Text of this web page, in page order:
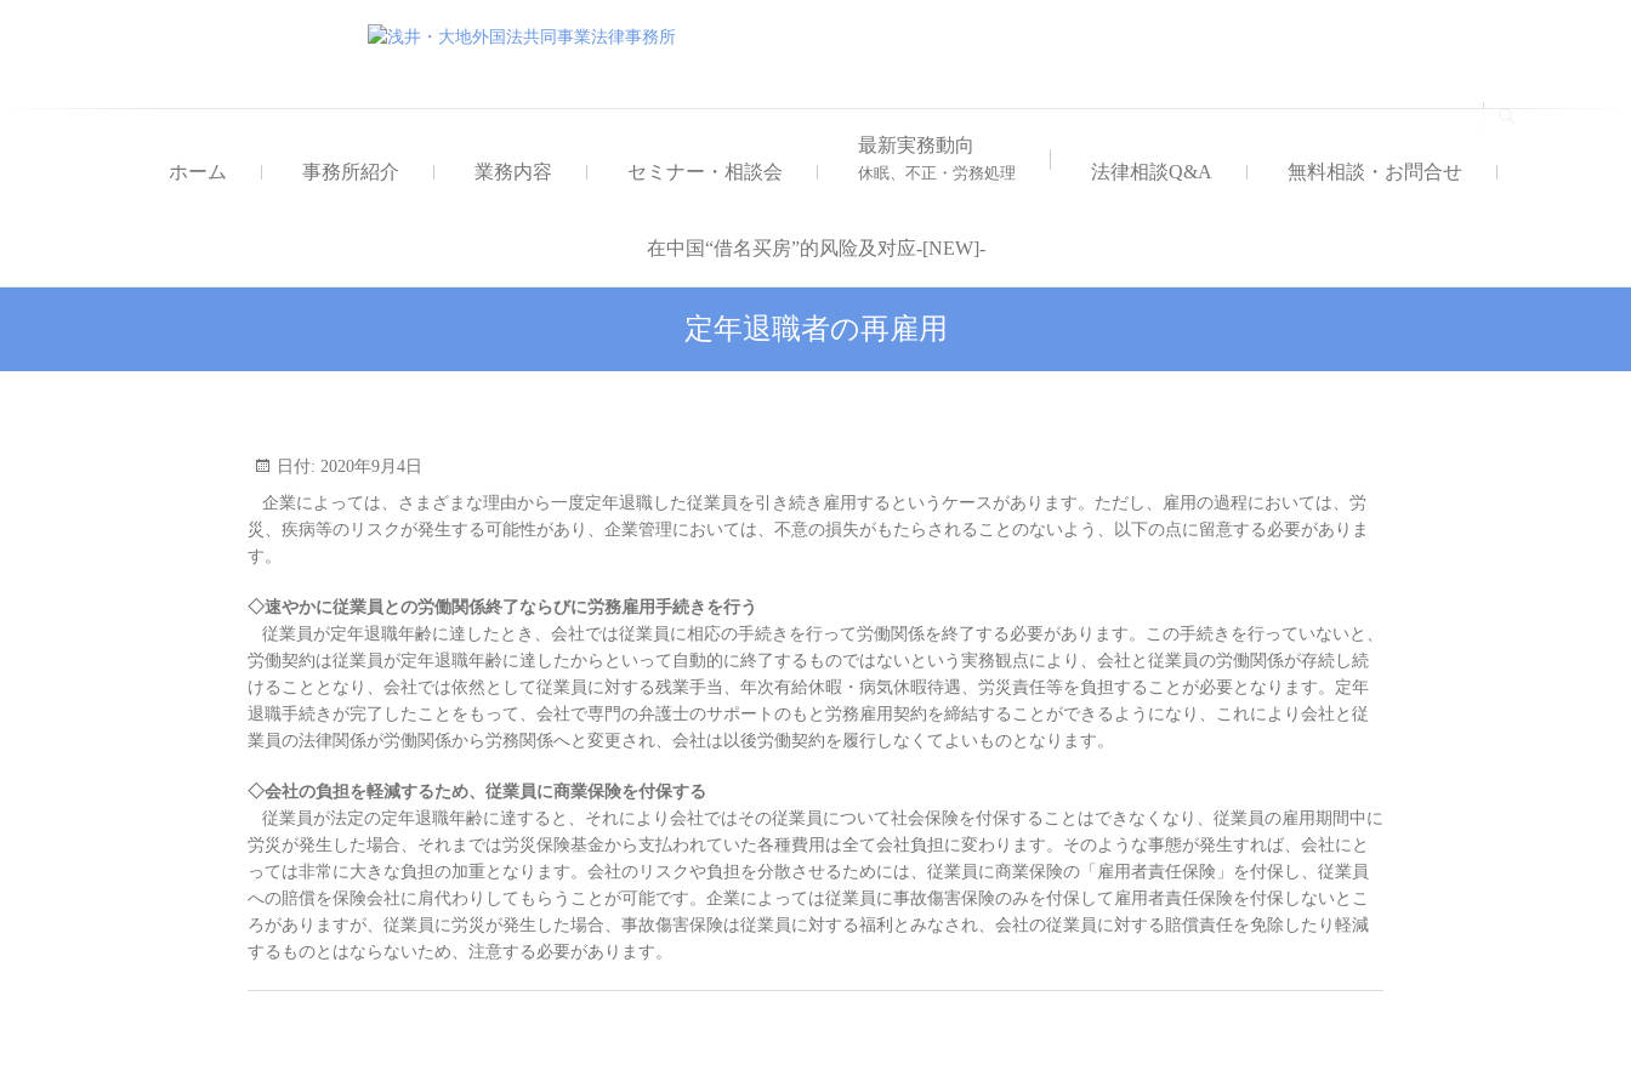
ホーム 事務所紹介 業務内容 セミナー・相談会
最新実務動向
休眠、不正・労務処理 法律相談Q&A 無料相談・お問合せ
在中国“借名买房”的风险及对应-[NEW]-
定年退職者の再雇用
日付: 2020年9月4日
企業によっては、さまざまな理由から一度定年退職した従業員を引き続き雇用するというケースがあります。ただし、雇用の過程においては、労
災、疾病等のリスクが発生する可能性があり、企業管理においては、不意の損失がもたらされることのないよう、以下の点に留意する必要がありま
す。
◇速やかに従業員との労働関係終了ならびに労務雇用手続きを行う
従業員が定年退職年齢に達したとき、会社では従業員に相応の手続きを行って労働関係を終了する必要があります。この手続きを行っていないと、
労働契約は従業員が定年退職年齢に達したからといって自動的に終了するものではないという実務観点により、会社と従業員の労働関係が存続し続
けることとなり、会社では依然として従業員に対する残業手当、年次有給休暇・病気休暇待遇、労災責任等を負担することが必要となります。定年
退職手続きが完了したことをもって、会社で専門の弁護士のサポートのもと労務雇用契約を締結することができるようになり、これにより会社と従
業員の法律関係が労働関係から労務関係へと変更され、会社は以後労働契約を履行しなくてよいものとなります。
◇会社の負担を軽減するため、従業員に商業保険を付保する
従業員が法定の定年退職年齢に達すると、それにより会社ではその従業員について社会保険を付保することはできなくなり、従業員の雇用期間中に
労災が発生した場合、それまでは労災保険基金から支払われていた各種費用は全て会社負担に変わります。そのような事態が発生すれば、会社にと
っては非常に大きな負担の加重となります。会社のリスクや負担を分散させるためには、従業員に商業保険の「雇用者責任保険」を付保し、従業員
への賠償を保険会社に肩代わりしてもらうことが可能です。企業によっては従業員に事故傷害保険のみを付保して雇用者責任保険を付保しないとこ
ろがありますが、従業員に労災が発生した場合、事故傷害保険は従業員に対する福利とみなされ、会社の従業員に対する賠償責任を免除したり軽減
するものとはならないため、注意する必要があります。